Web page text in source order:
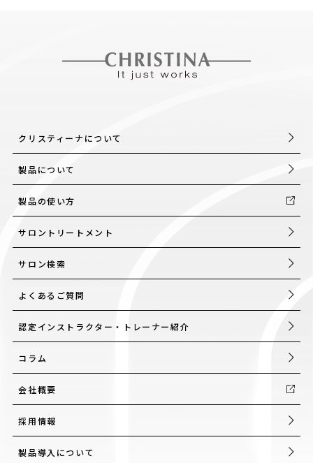
クリスティーナについて
製品について
製品の使い方
サロントリートメント
サロン検索
よくあるご質問
認定インストラクター・トレーナー紹介
コラム
会社概要
採用情報
製品導入について